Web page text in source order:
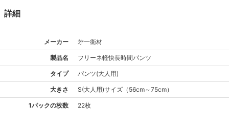
詳細
メーカー 㐧一衛材
製品名 フリーネ軽快長時間パンツ
タイプ パンツ(大人用)
大きさ S(大人用)サイズ （ 56cm～75cm）
1パックの枚数 22枚